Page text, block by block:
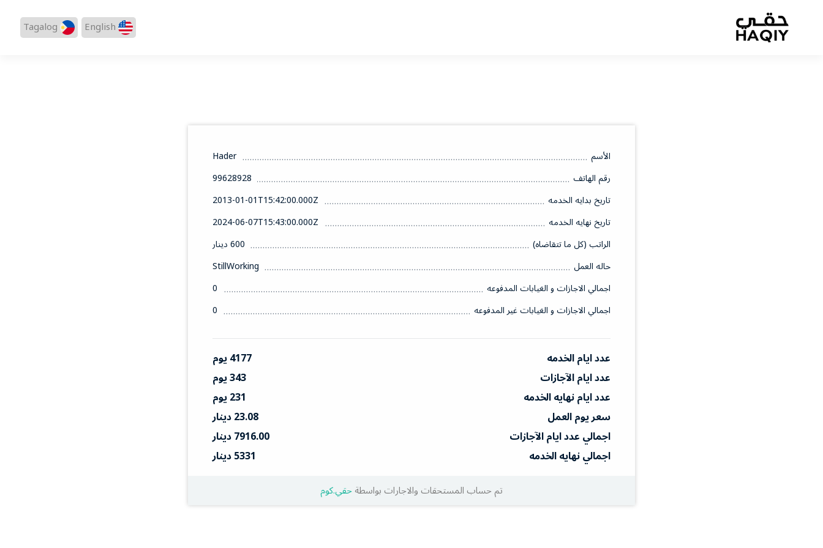
English
Tagalog
الأسم
Hader
رقم الهاتف
99628928
تاريخ بدايه الخدمه
2013-01-01T15:42:00.000Z
تاريخ نهايه الخدمه
2024-06-07T15:43:00.000Z
الراتب (كل ما تتقاضاه)
600 دينار
حاله العمل
StillWorking
اجمالي الاجازات و الغيابات المدفوعه
0
اجمالي الاجازات و الغيابات غير المدفوعه
0
عدد ايام الخدمه
4177 يوم
عدد ايام الآجازات
343 يوم
عدد ايام نهايه الخدمه
231 يوم
سعر يوم العمل
23.08 دينار
اجمالي عدد ايام الآجازات
7916.00 دينار
اجمالي نهايه الخدمه
5331 دينار
تم حساب المستحقات والاجارات بواسطةحقي.كوم